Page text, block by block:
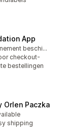
App
Gratis abonnement beschikbaar
checkout-
bestellingen
Orlen Paczka
shipping